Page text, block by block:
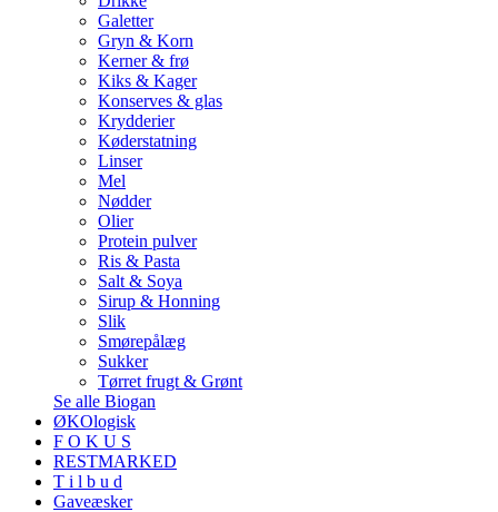
Galetter
Gryn & Korn
Kerner & frø
Kiks & Kager
Konserves & glas
Krydderier
Køderstatning
Linser
Mel
Nødder
Olier
Protein pulver
Ris & Pasta
Salt & Soya
Sirup & Honning
Slik
Smørepålæg
Sukker
Tørret frugt & Grønt
Se alle Biogan
ØKOlogisk
F O K U S
RESTMARKED
T i l b u d
Gaveæsker